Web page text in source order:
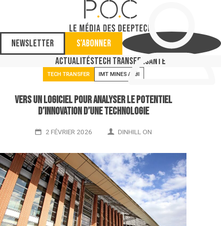
Newsletter
S'abonner
ActualitésTech TransferSanté
TECH TRANSFER IMT MINES ALBI
Vers un logiciel pour analyser le potentiel
d’innovation d’une technologie
2 FÉVRIER 2026 DINHILL ON